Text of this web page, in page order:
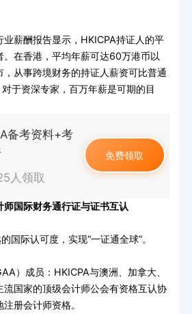
薪酬报告显示，HKICPA持证人的平
。在香港，平均年薪可达60万港币以
，从事跨境财务的持证人薪资可比普通
于资深专家，百万年薪是可期的目
备考资料+考
人领取
免费领取
师国际财务通行证与证书互认
际认可度，实现“一证通全球”。
）成员：HKICPA与澳洲、加拿大、
流国家的顶级会计师公会有资格互认协
册会计师资格。